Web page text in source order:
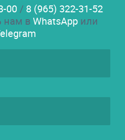
00 / 8 (965) 322-31-52
нам вWhatsAppили